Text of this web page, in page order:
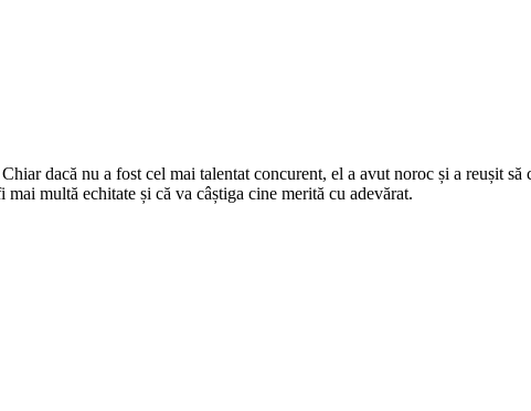
dacă nu a fost cel mai talentat concurent, el a avut noroc și a reușit să
multă echitate și că va câștiga cine merită cu adevărat.